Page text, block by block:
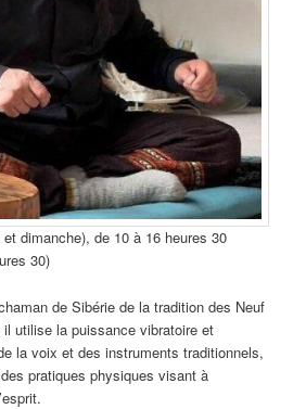
dimanche), de 10 à 16 heures 30
30)
de Sibérie de la tradition des Neuf
utilise la puissance vibratoire et
la voix et des instruments traditionnels,
pratiques physiques visant à